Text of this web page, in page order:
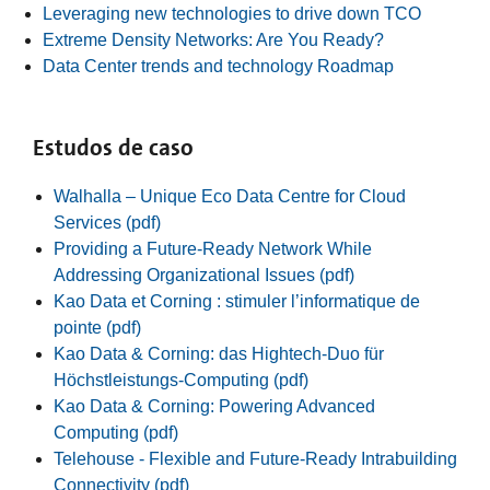
Leveraging new technologies to drive down TCO
Extreme Density Networks: Are You Ready?
Data Center trends and technology Roadmap
Estudos de caso
Walhalla – Unique Eco Data Centre for Cloud
Services (pdf)
Providing a Future-Ready Network While
Addressing Organizational Issues (pdf)
Kao Data et Corning : stimuler l’informatique de
pointe (pdf)
Kao Data & Corning: das Hightech-Duo für
Höchstleistungs-Computing (pdf)
Kao Data & Corning: Powering Advanced
Computing (pdf)
Telehouse - Flexible and Future-Ready Intrabuilding
Connectivity (pdf)